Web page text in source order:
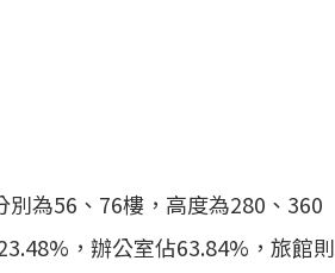
為56、76樓，高度為280、360
，辦公室佔63.84%，旅館則